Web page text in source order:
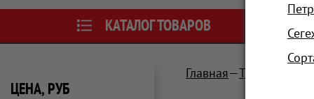
КАТАЛОГ ТОВАРОВ АКЦИИ
ЦЕНА, РУБ
Главная Техника для